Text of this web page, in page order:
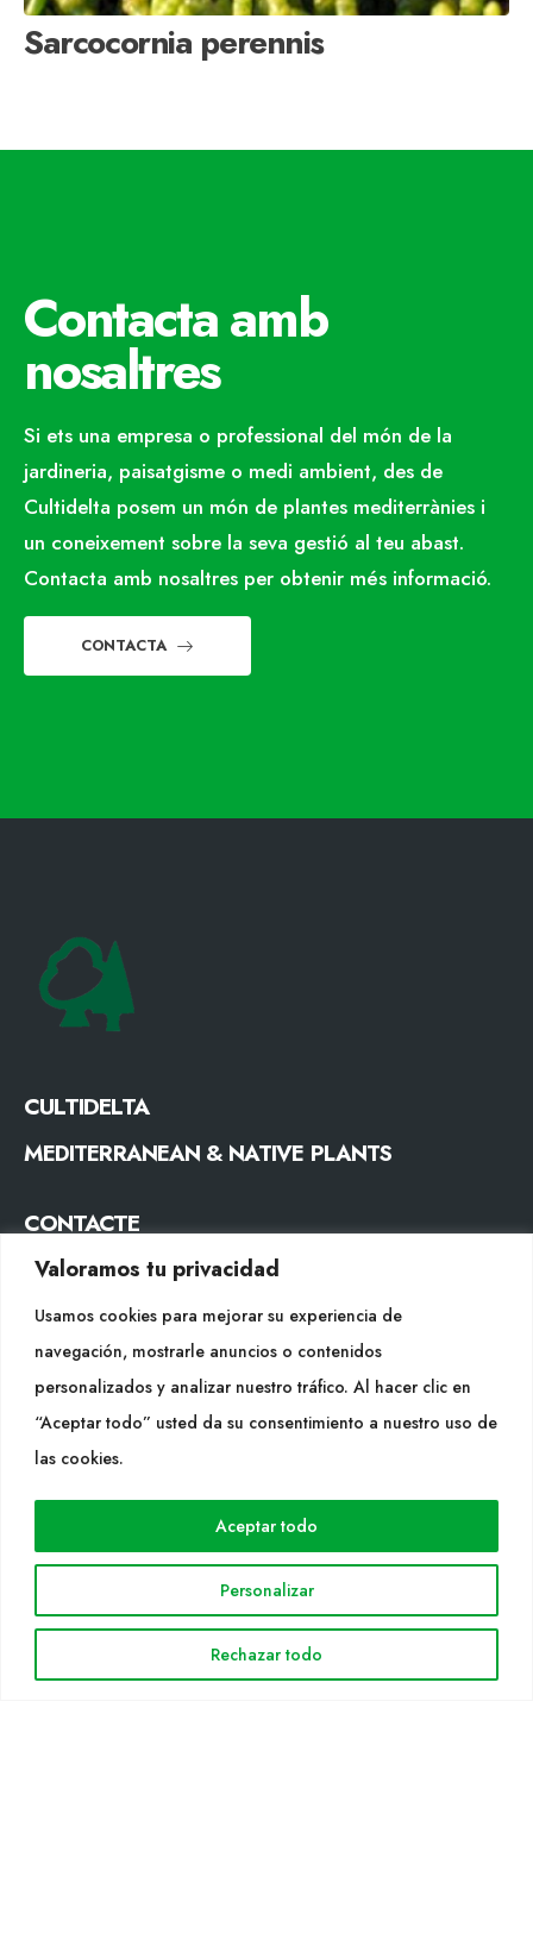
Valoramos tu privacidad
Usamos cookies para mejorar su experiencia de
navegación, mostrarle anuncios o contenidos
personalizados y analizar nuestro tráfico. Al hacer clic en
“Aceptar todo” usted da su consentimiento a nuestro uso de
las cookies.
Personalizar
Rechazar todo
Aceptar todo
Sarcocornia perennis
Contacta amb
nosaltres
Si ets una empresa o professional del món de la
jardineria, paisatgisme o medi ambient, des de
Cultidelta posem un món de plantes mediterrànies i
un coneixement sobre la seva gestió al teu abast.
Contacta amb nosaltres per obtenir més informació.
CONTACTA
CULTIDELTA
MEDITERRANEAN & NATIVE PLANTS
CONTACTE
Tel. +34 977053013
SEGUEIX-NOS
WEB
Árees de treball
Solicitud Catàleg